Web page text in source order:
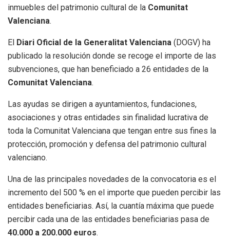
inmuebles del patrimonio cultural de la Comunitat
Valenciana.
El Diari Oficial de la Generalitat Valenciana (DOGV) ha
publicado la resolución donde se recoge el importe de las
subvenciones, que han beneficiado a 26 entidades de la
Comunitat Valenciana.
Las ayudas se dirigen a ayuntamientos, fundaciones,
asociaciones y otras entidades sin finalidad lucrativa de
toda la Comunitat Valenciana que tengan entre sus fines la
protección, promoción y defensa del patrimonio cultural
valenciano.
Una de las principales novedades de la convocatoria es el
incremento del 500 % en el importe que pueden percibir las
entidades beneficiarias. Así, la cuantía máxima que puede
percibir cada una de las entidades beneficiarias pasa de
40.000 a 200.000 euros.